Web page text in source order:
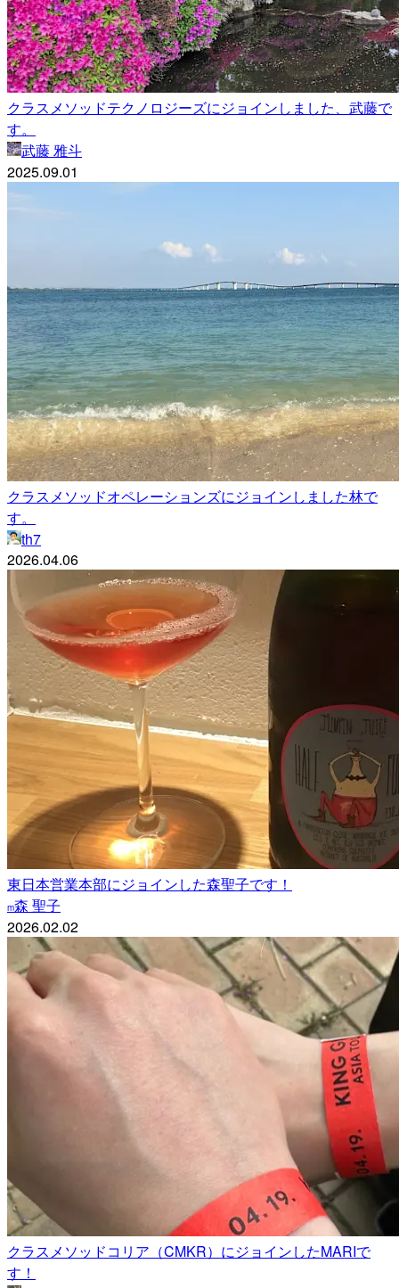
クラスメソッドテクノロジーズにジョインしました、武藤で
す。
武藤 雅斗
2025.09.01
クラスメソッドオペレーションズにジョインしました林で
す。
th7
2026.04.06
東日本営業本部にジョインした森聖子です！
m森 聖子
2026.02.02
クラスメソッドコリア（CMKR）にジョインしたMARIで
す！